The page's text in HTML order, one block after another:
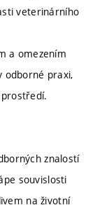
veterinárního
a omezením
odborné praxi,
znalostí
souvislosti
na životní